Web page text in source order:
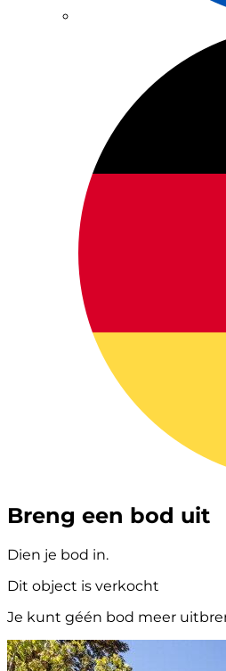
Breng een bod uit
Dien je bod in.
Dit object is verkocht
Je kunt géén bod meer